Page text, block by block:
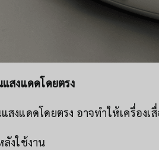
สงแดดโดยตรง
สงแดดโดยตรง อาจทำให้เครื่อง
งใช้งาน